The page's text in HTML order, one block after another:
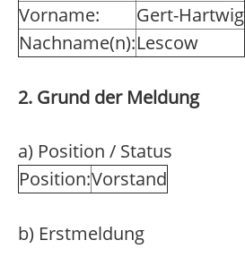
Vorname:
Gert-Hartwig
Nachname(n):Lescow
2. Grund der Meldung
a) Position / Status
Position:Vorstand
b) Erstmeldung